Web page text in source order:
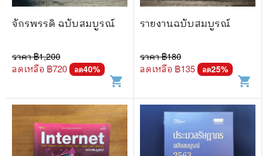
จักรพรรดิ ฉบับสมบูรณ์
ราคา ฿1,200
ลดเหลือ ฿720 ลด40%
shopping_cart
รายงานฉบับสมบูรณ์
ราคา ฿180
ลดเหลือ ฿135 ลด25%
shopping_cart